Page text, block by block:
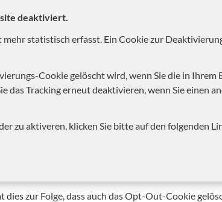
deaktiviert.
statistisch erfasst. Ein Cookie zur
Cookie gelöscht wird, wenn Sie die in Ihrem
das Tracking erneut deaktivieren, wenn Sie einen
zu aktiveren, klicken Sie bitte auf den folgenden
dies zur Folge, dass auch das Opt-Out-Cookie